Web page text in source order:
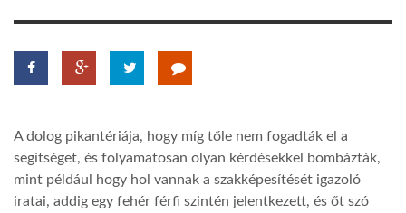
A NAP SZÉPE
GLOBOZSARU
DOBRAVERO.HU
A dolog pikantériája, hogy míg tőle nem fogadták el a
segítséget, és folyamatosan olyan kérdésekkel bombázták,
mint például hogy hol vannak a szakképesítését igazoló
iratai, addig egy fehér férfi szintén jelentkezett, és őt szó